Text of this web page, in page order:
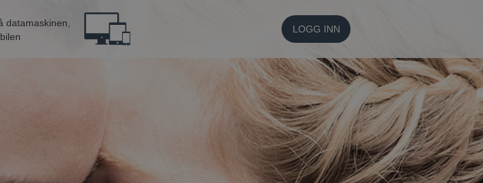
datamaskinen,
LOGG INN